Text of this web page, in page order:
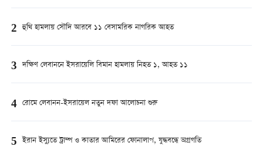
2 হুথি হামলায় সৌদি আরবে ১১ বেসামরিক নাগরিক আহত
3 দক্ষিণ লেবাননে ইসরায়েলি বিমান হামলায় নিহত ১, আহত ১১
4 রোমে লেবানন-ইসরায়েল নতুন দফা আলোচনা শুরু
5 ইরান ইস্যুতে ট্রাম্প ও কাতার আমিরের ফোনালাপ, যুদ্ধবন্ধে অগ্রগতি